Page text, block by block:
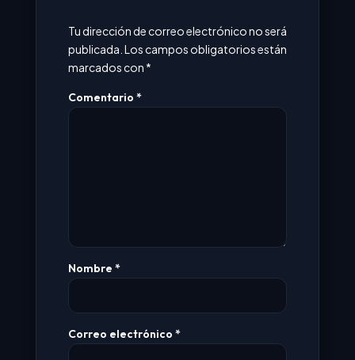
Tu dirección de correo electrónico no será
publicada. Los campos obligatorios están
marcados con *
Comentario *
Nombre *
Correo electrónico *